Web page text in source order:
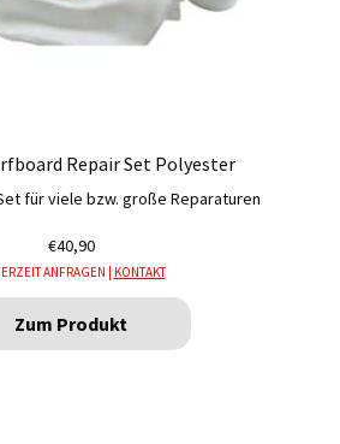
Repair Set Polyester
für viele bzw. große Reparaturen
€40,90
ANFRAGEN | KONTAKT
Zum Produkt